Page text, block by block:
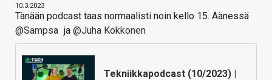
10.3.2023
Tänään podcast taas normaalisti noin kello 15. Äänessä
@Sampsa ja @Juha Kokkonen
Tekniikkapodcast (10/2023) |